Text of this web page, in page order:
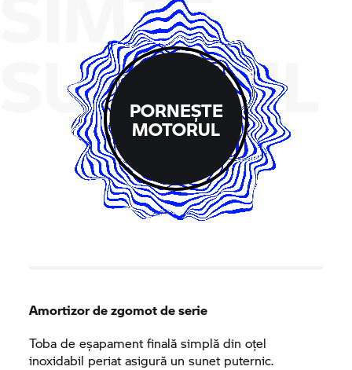
SUNETUL
PORNEȘTE
MOTORUL
Amortizor de zgomot de serie
Toba de eșapament finală simplă din oțel
inoxidabil periat asigură un sunet puternic.